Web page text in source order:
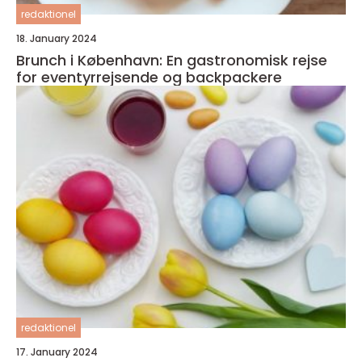
redaktionel
18. January 2024
Brunch i København: En gastronomisk rejse
for eventyrrejsende og backpackere
redaktionel
17. January 2024